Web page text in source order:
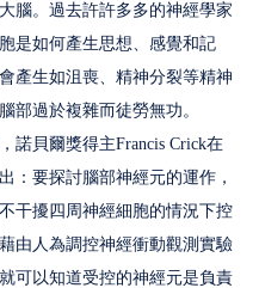
腦。過去許許多多的神經學家
是如何產生思想、感覺和記
產生如沮喪、精神分裂等精神
部過於複雜而徒勞無功。
貝爾獎得主Francis Crick在
：要探討腦部神經元的運作，
干擾四周神經細胞的情況下控
由人為調控神經衝動觀測實驗
可以知道受控的神經元是負責